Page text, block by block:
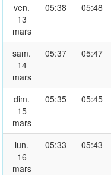
ven.
13
mars
05:38 05:48
sam.
14
mars
05:37 05:47
dim.
15
mars
05:35 05:45
lun.
16
mars
05:33 05:43